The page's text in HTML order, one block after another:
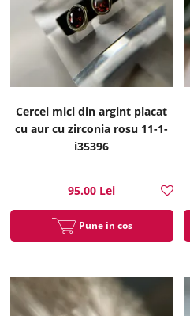
Cercei mici din argint placat
cu aur cu zirconia rosu 11-1-
i35396
95.00 Lei
Pune in cos